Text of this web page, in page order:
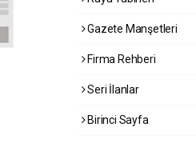
Gazete Manşetleri
Firma Rehberi
Seri İlanlar
Birinci Sayfa